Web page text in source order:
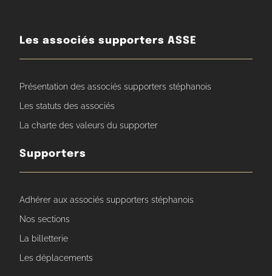
Les associés supporters ASSE
Présentation des associés supporters stéphanois
Les statuts des associés
La charte des valeurs du supporter
Supporters
Adhérer aux associés supporters stéphanois
Nos sections
La billetterie
Les déplacements